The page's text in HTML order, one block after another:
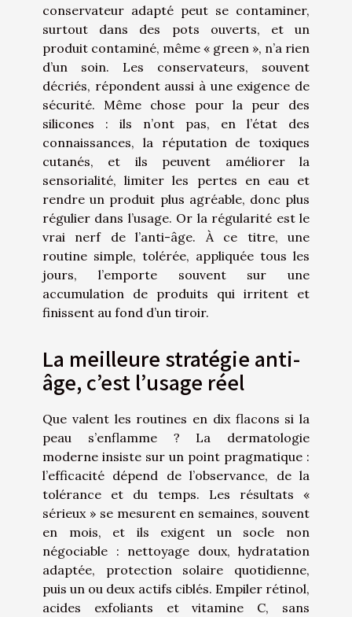
conservateur adapté peut se contaminer,
surtout dans des pots ouverts, et un
produit contaminé, même « green », n’a rien
d’un soin. Les conservateurs, souvent
décriés, répondent aussi à une exigence de
sécurité. Même chose pour la peur des
silicones : ils n’ont pas, en l’état des
connaissances, la réputation de toxiques
cutanés, et ils peuvent améliorer la
sensorialité, limiter les pertes en eau et
rendre un produit plus agréable, donc plus
régulier dans l’usage. Or la régularité est le
vrai nerf de l’anti-âge. À ce titre, une
routine simple, tolérée, appliquée tous les
jours, l’emporte souvent sur une
accumulation de produits qui irritent et
finissent au fond d’un tiroir.
La meilleure stratégie anti-
âge, c’est l’usage réel
Que valent les routines en dix flacons si la
peau s’enflamme ? La dermatologie
moderne insiste sur un point pragmatique :
l’efficacité dépend de l’observance, de la
tolérance et du temps. Les résultats «
sérieux » se mesurent en semaines, souvent
en mois, et ils exigent un socle non
négociable : nettoyage doux, hydratation
adaptée, protection solaire quotidienne,
puis un ou deux actifs ciblés. Empiler rétinol,
acides exfoliants et vitamine C, sans